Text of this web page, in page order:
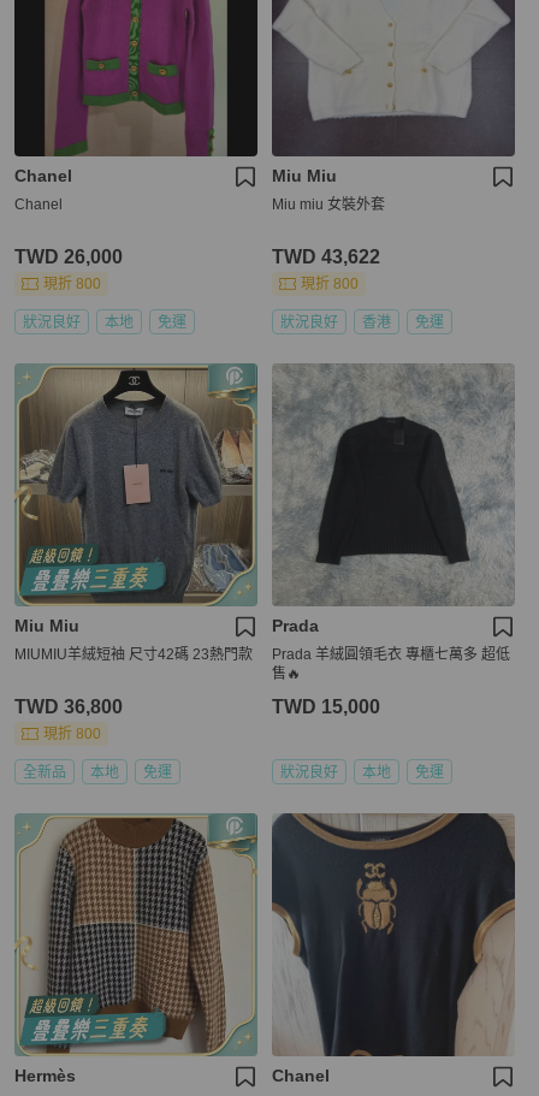
Chanel
Chanel
TWD 26,000
現折 800
狀況良好 本地 免運
Miu Miu
Miu miu 女裝外套
TWD 43,622
現折 800
狀況良好 香港 免運
Miu Miu
MIUMIU羊絨短袖 尺寸42碼 23熱門款
TWD 36,800
現折 800
全新品 本地 免運
Prada
Prada 羊絨圓領毛衣 專櫃七萬多 超低
售🔥
TWD 15,000
狀況良好 本地 免運
Hermès Chanel